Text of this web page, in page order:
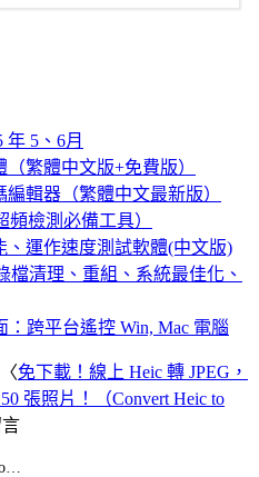
5、6月
繁體中文版+免費版）
輯器（繁體中文最新版）
檢測必備工具）
、運作速度測試軟體(中文版)
檔清理、重組、系統最佳化、
：跨平台遙控 Win, Mac 電腦
免下載！線上 Heic 轉 JPEG，
張照片！（Convert Heic to